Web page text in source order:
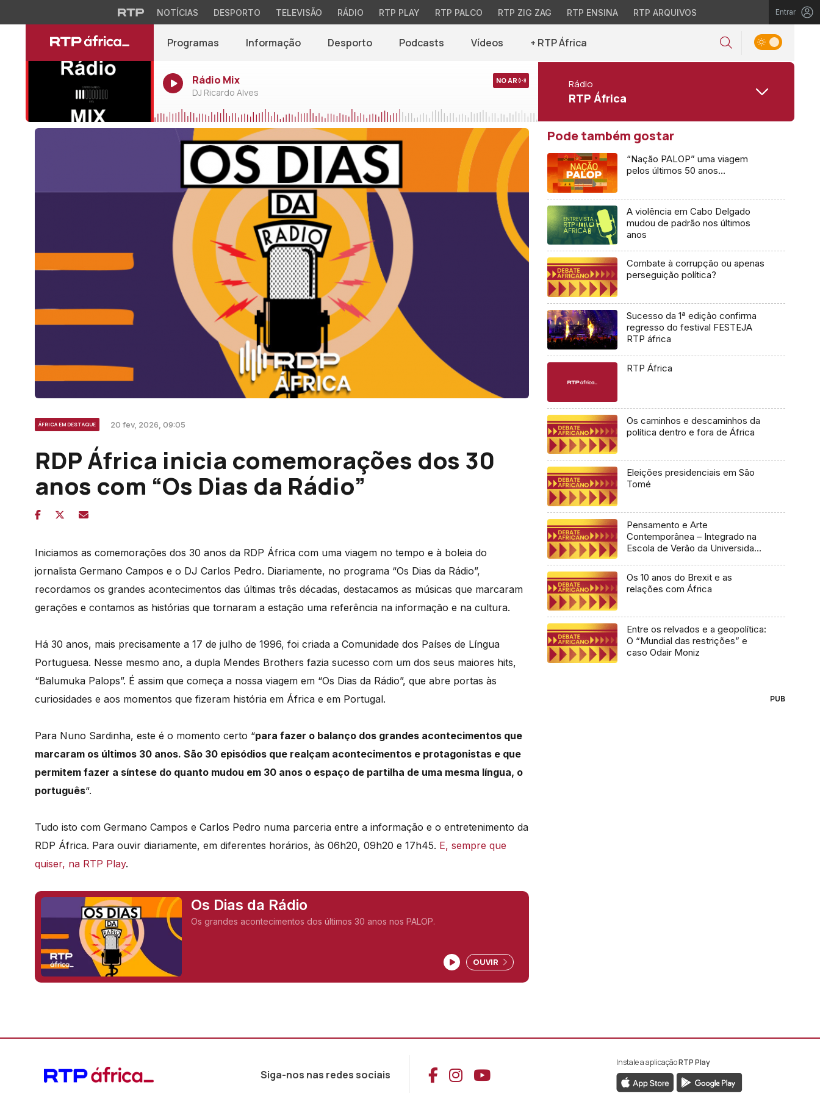
NOTÍCIAS DESPORTO TELEVISÃO RÁDIO RTP PLAY RTP PALCO RTP ZIG ZAG RTP ENSINA RTP ARQUIVOS Entrar
Programas Informação Desporto Podcasts Vídeos + RTP África
Rádio Mix
DJ Ricardo Alves
NO AR Rádio
RTP África
ÁFRICA EM DESTAQUE 20 fev, 2026, 09:05
RDP África inicia comemorações dos 30
anos com “Os Dias da Rádio”
Iniciamos as comemorações dos 30 anos da RDP África com uma viagem no tempo e à boleia do
jornalista Germano Campos e o DJ Carlos Pedro. Diariamente, no programa “Os Dias da Rádio”,
recordamos os grandes acontecimentos das últimas três décadas, destacamos as músicas que marcaram
gerações e contamos as histórias que tornaram a estação uma referência na informação e na cultura.
Há 30 anos, mais precisamente a 17 de julho de 1996, foi criada a Comunidade dos Países de Língua
Portuguesa. Nesse mesmo ano, a dupla Mendes Brothers fazia sucesso com um dos seus maiores hits,
“Balumuka Palops”. É assim que começa a nossa viagem em “Os Dias da Rádio”, que abre portas às
curiosidades e aos momentos que fizeram história em África e em Portugal.
Para Nuno Sardinha, este é o momento certo “para fazer o balanço dos grandes acontecimentos que
marcaram os últimos 30 anos. São 30 episódios que realçam acontecimentos e protagonistas e que
permitem fazer a síntese do quanto mudou em 30 anos o espaço de partilha de uma mesma língua, o
português“.
Tudo isto com Germano Campos e Carlos Pedro numa parceria entre a informação e o entretenimento da
RDP África. Para ouvir diariamente, em diferentes horários, às 06h20, 09h20 e 17h45. E, sempre que
quiser, na RTP Play.
Os Dias da Rádio
Os grandes acontecimentos dos últimos 30 anos nos PALOP.
OUVIR
Pode também gostar
“Nação PALOP” uma viagem
pelos últimos 50 anos…
A violência em Cabo Delgado
mudou de padrão nos últimos
anos
Combate à corrupção ou apenas
perseguição política?
Sucesso da 1ª edição confirma
regresso do festival FESTEJA
RTP áfrica
RTP África
Os caminhos e descaminhos da
política dentro e fora de África
Eleições presidenciais em São
Tomé
Pensamento e Arte
Contemporânea – Integrado na
Escola de Verão da Universidade
Os 10 anos do Brexit e as
relações com África
Entre os relvados e a geopolítica:
O “Mundial das restrições” e
caso Odair Moniz
PUB
Siga-nos nas redes sociais Aceder ao Facebook da RTP África
Aceder ao Instagram da RTP África
Aceder ao YouTube da RTP África
Instale a aplicaçãoRTP Play